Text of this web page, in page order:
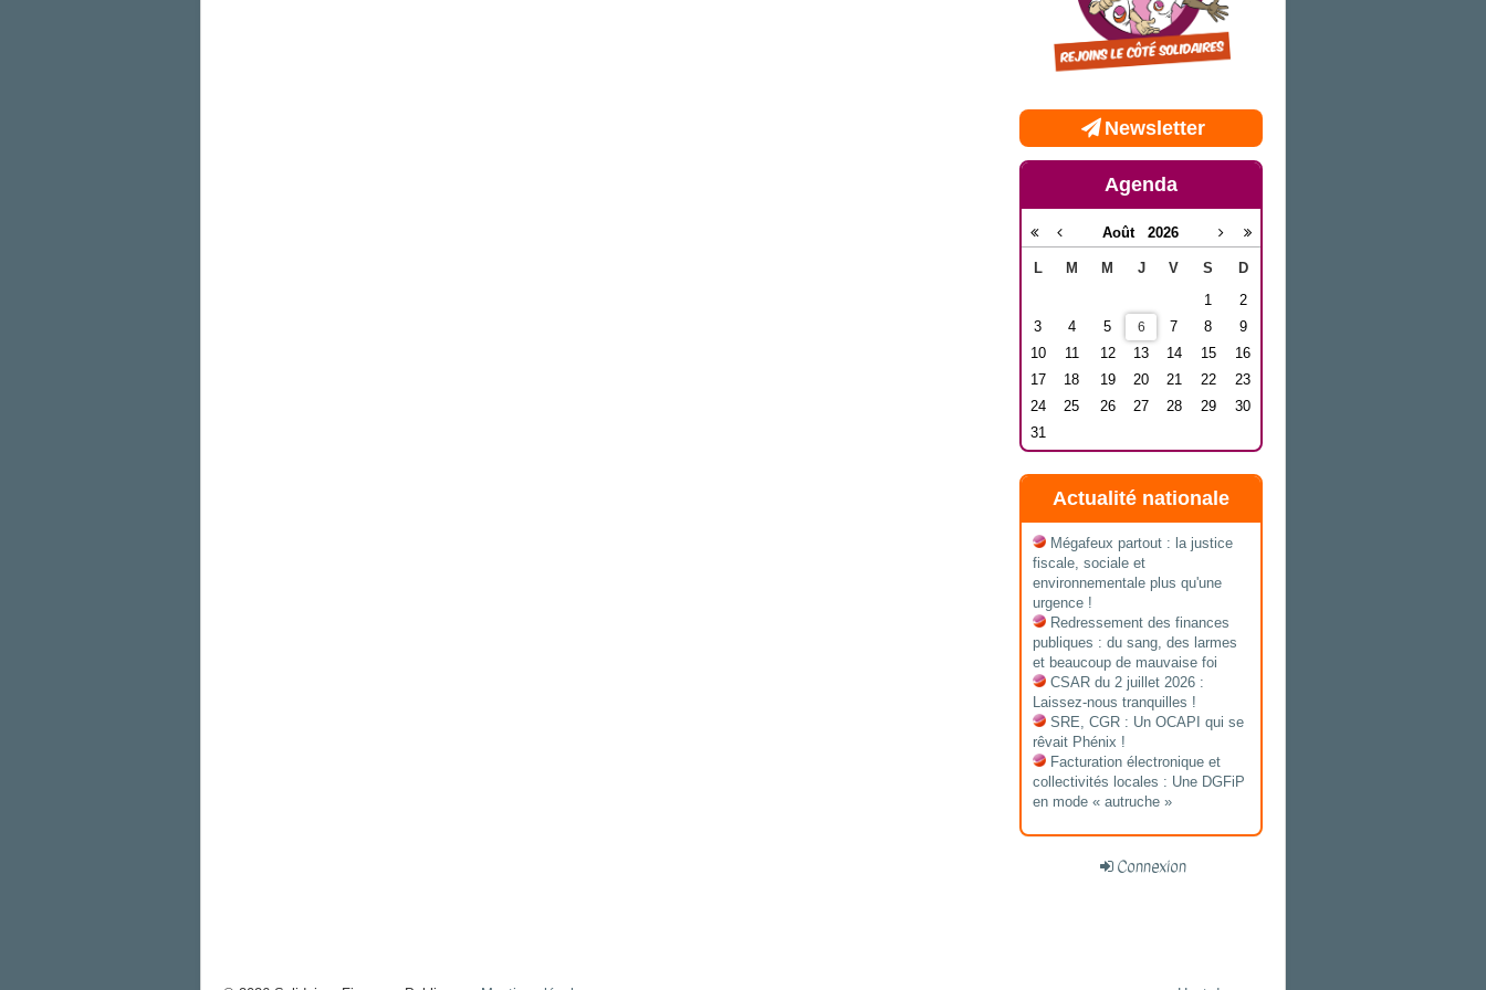
Newsletter
Agenda
Août 2026
L M M J V S
D
1
2
3
4 5 6 7 8
9
10
11 12 13 14 15
16
17
18 19 20 21 22
23
24
25 26 27 28 29
30
31
Actualité nationale
Mégafeux partout : la justice
fiscale, sociale et
environnementale plus qu'une
urgence !
Redressement des finances
publiques : du sang, des larmes
et beaucoup de mauvaise foi
CSAR du 2 juillet 2026 :
Laissez-nous tranquilles !
SRE, CGR : Un OCAPI qui se
rêvait Phénix !
Facturation électronique et
collectivités locales : Une DGFiP
en mode « autruche »
Connexion